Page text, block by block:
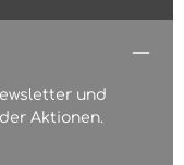
und
Aktionen.